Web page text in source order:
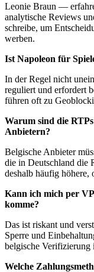
Leonie Braun —
analytische Reviews
schreibe, um
werben.
Ist Napoleon für
In der Regel nicht
reguliert und erfordert
führen oft zu
Warum sind die
Anbietern?
Belgische Anbieter
die in Deutschland die
deshalb häufig höhere,
Kann ich mich per
komme?
Das ist riskant und
Sperre und
belgische Verifizierung
Welche